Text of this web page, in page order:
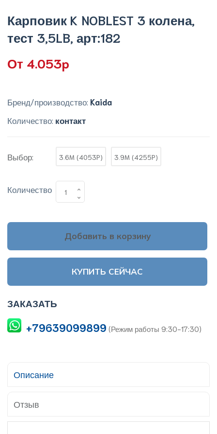
Карповик K NOBLEST 3 колена,
тест 3,5LB, арт:182
От 4.053p
Бренд/производство: Kaida
Количество: контакт
Выбор: 3.6M (4053P) 3.9M (4255P)
Количество
Добавить в корзину
КУПИТЬ СЕЙЧАС
ЗАКАЗАТЬ
+79639099899 (Режим работы 9:30-17:30)
Описание
Отзыв